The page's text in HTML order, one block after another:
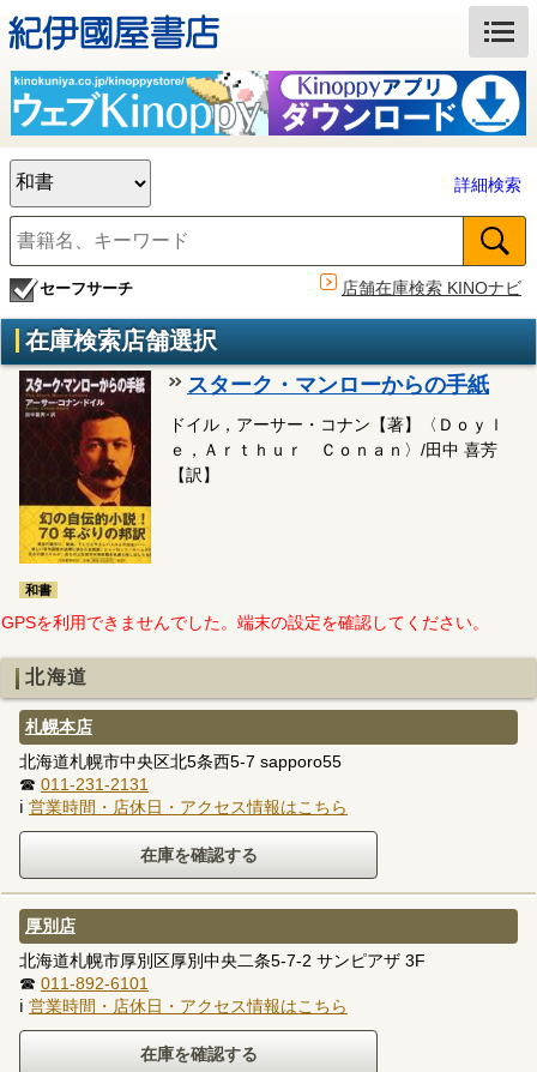
詳細検索
セーフサーチ 店舗在庫検索 KINOナビ
在庫検索店舗選択
和書
スターク・マンローからの手紙
ドイル，アーサー・コナン【著】〈Ｄｏｙｌ
ｅ，Ａｒｔｈｕｒ Ｃｏｎａｎ〉/田中 喜芳
【訳】
GPSを利用できませんでした。端末の設定を確認してください。
北海道
札幌本店
北海道札幌市中央区北5条西5-7 sapporo55
☎ 011-231-2131
ℹ 営業時間・店休日・アクセス情報はこちら
厚別店
北海道札幌市厚別区厚別中央二条5-7-2 サンピアザ 3F
☎ 011-892-6101
ℹ 営業時間・店休日・アクセス情報はこちら